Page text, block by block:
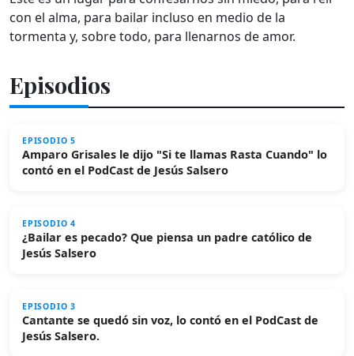
con el alma, para bailar incluso en medio de la
tormenta y, sobre todo, para llenarnos de amor.
Episodios
EPISODIO 5
Amparo Grisales le dijo "Si te llamas Rasta Cuando" lo
contó en el PodCast de Jesús Salsero
EPISODIO 4
¿Bailar es pecado? Que piensa un padre católico de
Jesús Salsero
EPISODIO 3
Cantante se quedó sin voz, lo contó en el PodCast de
Jesús Salsero.